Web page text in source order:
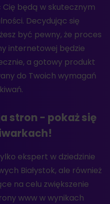
Cię będą w skutecznym
Decydując się
być pewny, że proces
internetowej będzie
a gotowy produkt
do Twoich wymagań
stron - pokaż się
ekspert w dziedzinie
Białystok, ale również
na celu zwiększenie
www w wynikach